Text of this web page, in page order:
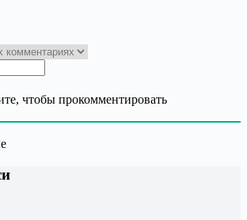
чтобы прокомментировать